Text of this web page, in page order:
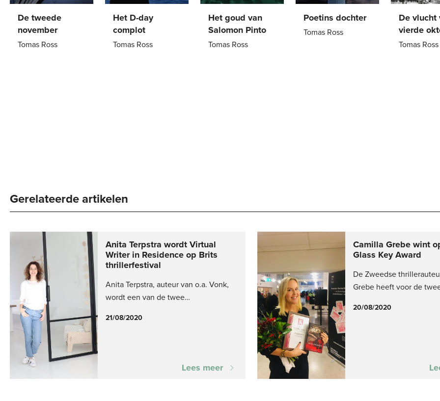
De tweede
november
Tomas Ross
Het D-day
complot
Tomas Ross
Het goud van
Salomon Pinto
Tomas Ross
Poetins dochter
Tomas Ross
De vlucht
vierde
Tomas Ross
Gerelateerde artikelen
21/08/2020
Anita Terpstra wordt Virtual
Writer in Residence op Brits
thrillerfestival
Anita Terpstra, auteur van o.a. Vonk,
wordt een van de twee…
Lees meer
20/08/2020
Camilla Grebe wint
Glass Key Award
De Zweedse
Grebe heeft voor de